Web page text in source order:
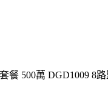
餐 500萬 DGD1009 8